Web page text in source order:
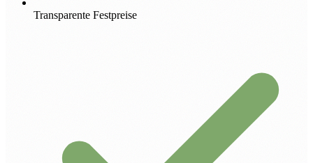
Transparente Festpreise